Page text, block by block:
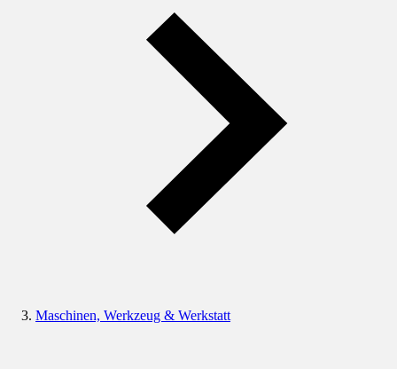
Maschinen, Werkzeug & Werkstatt